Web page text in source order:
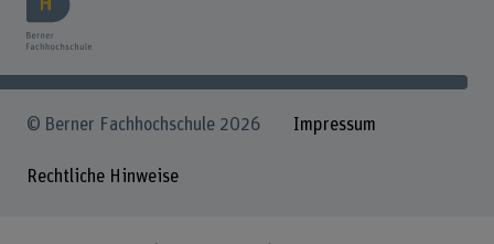
© Berner Fachhochschule 2026 Impressum
Rechtliche Hinweise